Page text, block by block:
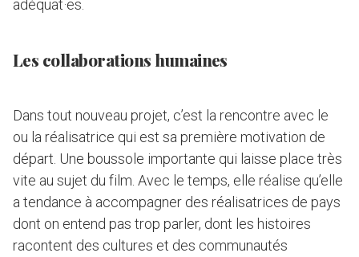
adéquat·es.
Les collaborations humaines
Dans tout nouveau projet, c’est la rencontre avec le
ou la réalisatrice qui est sa première motivation de
départ. Une boussole importante qui laisse place très
vite au sujet du film. Avec le temps, elle réalise qu’elle
a tendance à accompagner des réalisatrices de pays
dont on entend pas trop parler, dont les histoires
racontent des cultures et des communautés